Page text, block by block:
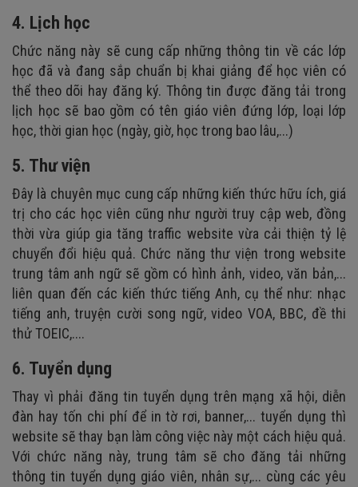
4. Lịch học
Chức năng này sẽ cung cấp những thông tin về các lớp
học đã và đang sắp chuẩn bị khai giảng để học viên có
thể theo dõi hay đăng ký. Thông tin được đăng tải trong
lịch học sẽ bao gồm có tên giáo viên đứng lớp, loại lớp
học, thời gian học (ngày, giờ, học trong bao lâu,...)
5. Thư viện
Đây là chuyên mục cung cấp những kiến thức hữu ích, giá
trị cho các học viên cũng như người truy cập web, đồng
thời vừa giúp gia tăng traffic website vừa cải thiện tỷ lệ
chuyển đổi hiệu quả. Chức năng thư viện trong website
trung tâm anh ngữ sẽ gồm có hình ảnh, video, văn bản,...
liên quan đến các kiến thức tiếng Anh, cụ thể như: nhạc
tiếng anh, truyện cười song ngữ, video VOA, BBC, đề thi
thử TOEIC,....
6. Tuyển dụng
Thay vì phải đăng tin tuyển dụng trên mạng xã hội, diễn
đàn hay tốn chi phí để in tờ rơi, banner,... tuyển dụng thì
website sẽ thay bạn làm công việc này một cách hiệu quả.
Với chức năng này, trung tâm sẽ cho đăng tải những
thông tin tuyển dụng giáo viên, nhân sự,... cùng các yêu